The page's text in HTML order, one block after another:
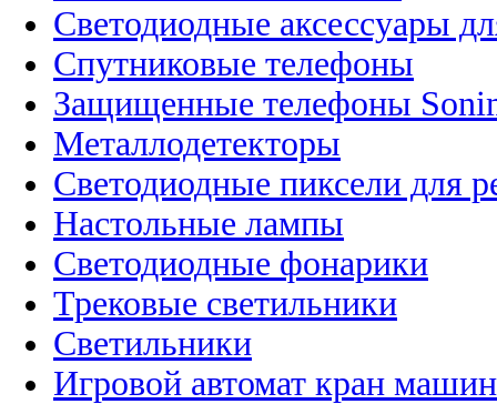
Светодиодные аксессуары
Спутниковые телефоны
Защищенные телефоны
Металлодетекторы
Светодиодные пиксели для
Настольные лампы
Светодиодные фонарики
Трековые светильники
Светильники
Игровой автомат кран